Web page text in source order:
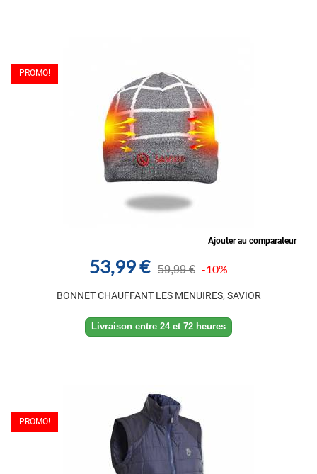
PROMO!
Ajouter au comparateur
53,99 € 59,99 € -10%
BONNET CHAUFFANT LES MENUIRES, SAVIOR
Livraison entre 24 et 72 heures
PROMO!